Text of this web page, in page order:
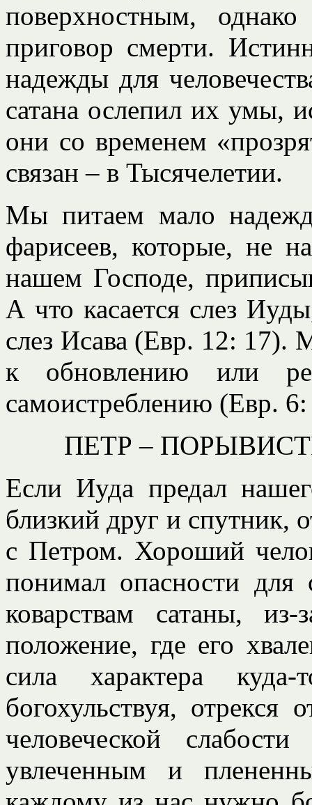
поверхностным,
приговор смерти.
надежды для
сатана ослепил их умы,
они со временем
связан – в Тысячелетии.
Мы питаем мало
фарисеев, которые, не
нашем Господе,
А что касается слез
слез Исава (Евр. 12: 17).
к обновлению или
самоистреблению (Евр.
ПЕТР –
Если Иуда предал
близкий друг и спутник,
с Петром. Хороший
понимал опасности
коварствам сатаны,
положение, где его
сила характера
богохульствуя,
человеческой
увлеченным и